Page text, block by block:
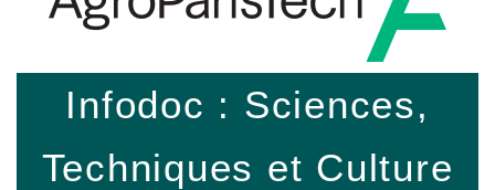
Infodoc : Sciences,
Techniques et Culture